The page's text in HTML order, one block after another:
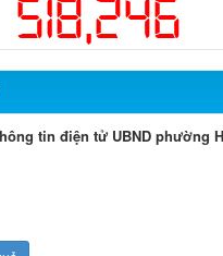
518,246
tin điện tử UBND phường